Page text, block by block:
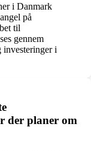
i Danmark
på
til
gennem
investeringer i
der planer om